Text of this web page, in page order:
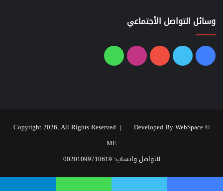
وسائل التواصل الأجتماعي
فيسبوك
تويتر يوتيوبانستقرامواتساب
© Copyright 2026, All Rights Reserved |
Developed By WebSpace
ME
للتواصل واتساب: 00201099710619